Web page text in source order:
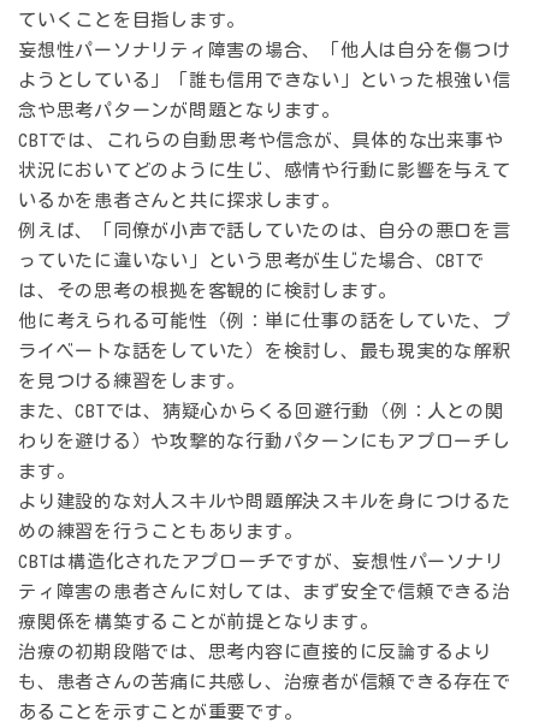
ていくことを目指します。
妄想性パーソナリティ障害の場合、
「他人は自分を傷つけ
ようとしている」「誰も信用できない」
といった根強い信
念や思考パターンが問題となります。
CBTでは、これらの自動思考や信念が、具体的な出来事や
状況においてどのように生じ、感情や行動に影響を与えて
いるかを患者さんと共に探求します。
例えば、「同僚が小声で話していたのは、自分の悪口を言
っていたに違いない」という思考が生じた場合、CBTで
は、その思考の根拠を客観的に検討します。
他に考えられる可能性（例：単に仕事の話をしていた、プ
ライベートな話をしていた）を検討し、最も現実的な解釈
を見つける練習をします。
また、CBTでは、猜疑心からくる回避行動（例：人との関
わりを避ける）や攻撃的な行動パターンにもアプローチし
ます。
より建設的な対人スキルや問題解決スキルを身につけるた
めの練習を行うこともあります。
CBTは構造化されたアプローチですが、妄想性パーソナリ
ティ障害の患者さんに対しては、まず安全で信頼できる治
療関係を構築することが前提となります。
治療の初期段階では、思考内容に直接的に反論するより
も、患者さんの苦痛に共感し、治療者が信頼できる存在で
あることを示すことが重要です。